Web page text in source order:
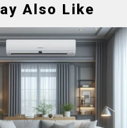
Also Like